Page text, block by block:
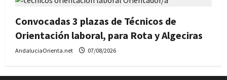
Convocadas 3 plazas de Técnicos de
Orientación laboral, para Rota y Algeciras
AndaluciaOrienta.net 07/08/2026